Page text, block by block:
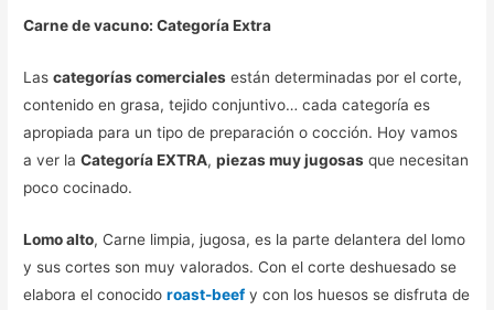
Carne de vacuno: Categoría Extra
Lascategorías comerciales están determinadas por el corte,
contenido en grasa, tejido conjuntivo… cada categoría es
apropiada para un tipo de preparación o cocción. Hoy vamos
a ver laCategoría EXTRA,piezas muy jugosas que necesitan
poco cocinado.
Lomo alto, Carne limpia, jugosa, es la parte delantera del lomo
y sus cortes son muy valorados. Con el corte deshuesado se
elabora el conocidoroast-beef y con los huesos se disfruta de